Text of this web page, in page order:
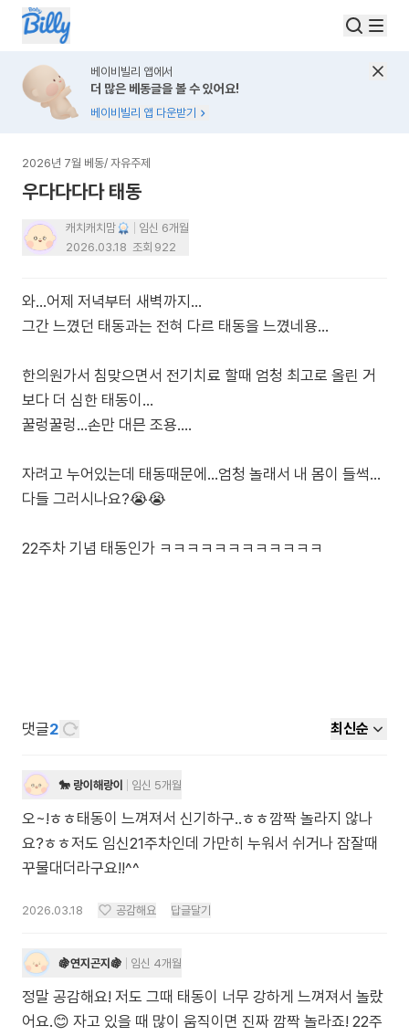
베이비빌리 앱에서
더 많은 베동글을 볼 수 있어요!
베이비빌리 앱 다운받기
2026년 7월 베동/ 자유주제
우다다다다 태동
캐치캐치맘
임신 6개월
2026.03.18 조회 922
와...어제 저녁부터 새벽까지...
그간 느꼈던 태동과는 전혀 다르 태동을 느꼈네용...
한의원가서 침맞으면서 전기치료 할때 엄청 최고로 올린 거
보다 더 심한 태동이...
꿀렁꿀렁...손만 대믄 조용....
자려고 누어있는데 태동때문에...엄청 놀래서 내 몸이 들썩...
다들 그러시나요?😭😭
22주차 기념 태동인가 ㅋㅋㅋㅋㅋㅋㅋㅋㅋㅋㅋㅋ
댓글2 최신순
🐎 랑이해랑이 임신 5개월
오~!ㅎㅎ태동이 느껴져서 신기하구..ㅎㅎ깜짝 놀라지 않나
요?ㅎㅎ저도 임신21주차인데 가만히 누워서 쉬거나 잠잘때
꾸물대더라구요!!^^
2026.03.18 공감해요 답글달기
🍇연지곤지🍇 임신 4개월
정말 공감해요! 저도 그때 태동이 너무 강하게 느껴져서 놀랐
어요.😊 자고 있을 때 많이 움직이면 진짜 깜짝 놀라죠! 22주